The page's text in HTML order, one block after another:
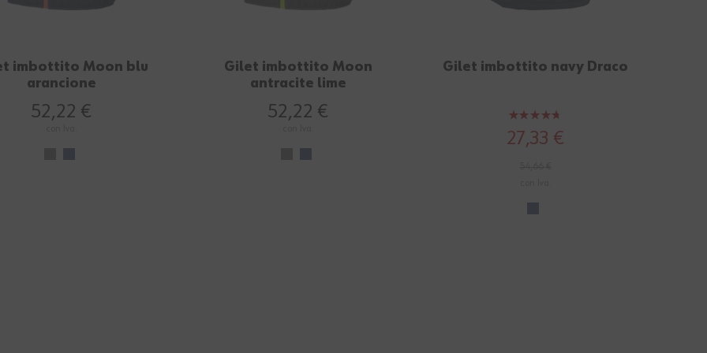
imbottito Moon blu
arancione
52,22 €
Gilet imbottito Moon
antracite lime
52,22 €
Gilet imbottito navy Draco
Valutazione:
93%
27,33 €